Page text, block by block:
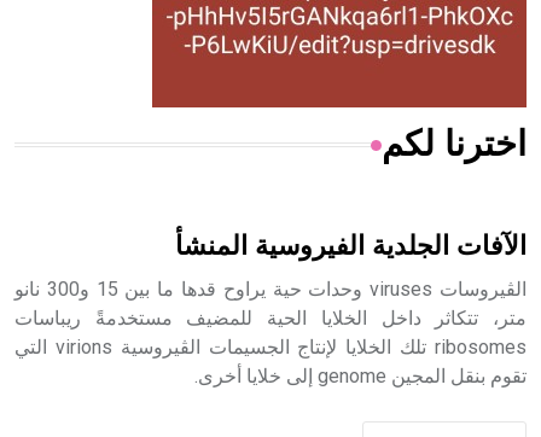
من مادة كربونات الكلسيوم، وهو أحمر أو شديد الحمرة وهو
أجود أنواعه، ويمتاز بكبر الحجم ويسمى الش
هل تعلم أن الأبسيد كلمة فرنسية اللفظ تم اعتمادها مصطلحاً
- هل تعلم أن أبجر Abgar اسم معروف جيداً يعود إلى عدد من
الملوك الذين حكموا مدينة إديسا (الرها) من أبجر الأول وحتى
اخترنا لكم
الآفات الجلدية الفيروسية المنشأ
الڤيروسات viruses وحدات حية يراوح قدها ما بين 15 و300 نانو
متر، تتكاثر داخل الخلايا الحية للمضيف مستخدمةً ريباسات
ribosomes تلك الخلايا لإنتاج الجسيمات الڤيروسية virions التي
تقوم بنقل المجين genome إلى خلايا أخرى.